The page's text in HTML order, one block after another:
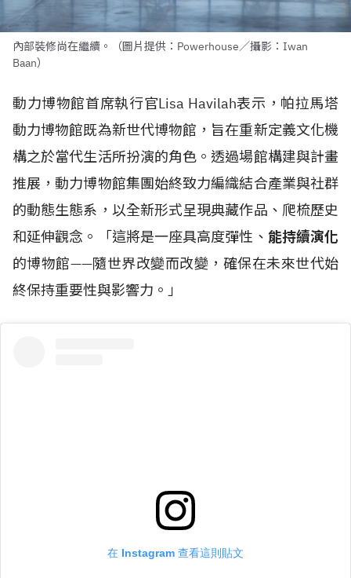
內部裝修尚在繼續。（圖片提供：Powerhouse／攝影：Iwan
Baan）
動力博物館首席執行官Lisa Havilah表示，帕拉馬塔
動力博物館既為新世代博物館，旨在重新定義文化機
構之於當代生活所扮演的角色。透過場館構建與計畫
推展，動力博物館集團始終致力編織結合產業與社群
的動態生態系，以全新形式呈現典藏作品、爬梳歷史
和延伸觀念。「這將是一座具高度彈性、 能持續演化
的博物館——隨世界改變而改變，確保在未來世代始
終保持重要性與影響力。」
在 Instagram 查看這則貼文